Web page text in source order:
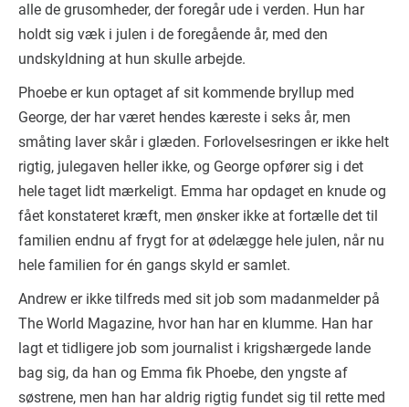
alle de grusomheder, der foregår ude i verden. Hun har
holdt sig væk i julen i de foregående år, med den
undskyldning at hun skulle arbejde.
Phoebe er kun optaget af sit kommende bryllup med
George, der har været hendes kæreste i seks år, men
småting laver skår i glæden. Forlovelsesringen er ikke helt
rigtig, julegaven heller ikke, og George opfører sig i det
hele taget lidt mærkeligt. Emma har opdaget en knude og
fået konstateret kræft, men ønsker ikke at fortælle det til
familien endnu af frygt for at ødelægge hele julen, når nu
hele familien for én gangs skyld er samlet.
Andrew er ikke tilfreds med sit job som madanmelder på
The World Magazine, hvor han har en klumme. Han har
lagt et tidligere job som journalist i krigshærgede lande
bag sig, da han og Emma fik Phoebe, den yngste af
søstrene, men han har aldrig rigtig fundet sig til rette med